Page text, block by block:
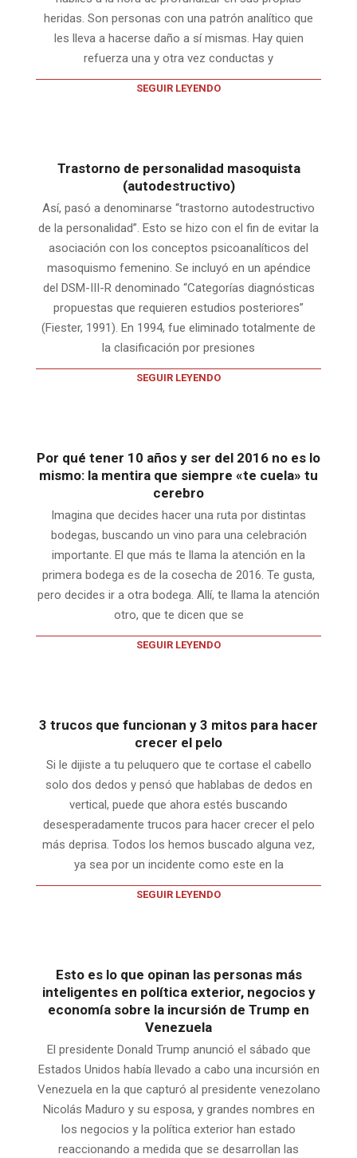
heridas. Son personas con una patrón analítico que
les lleva a hacerse daño a sí mismas. Hay quien
refuerza una y otra vez conductas y
SEGUIR LEYENDO
Trastorno de personalidad masoquista
(autodestructivo)
Así, pasó a denominarse “trastorno autodestructivo
de la personalidad”. Esto se hizo con el fin de evitar la
asociación con los conceptos psicoanalíticos del
masoquismo femenino. Se incluyó en un apéndice
del DSM-III-R denominado “Categorías diagnósticas
propuestas que requieren estudios posteriores”
(Fiester, 1991). En 1994, fue eliminado totalmente de
la clasificación por presiones
SEGUIR LEYENDO
Por qué tener 10 años y ser del 2016 no es lo
mismo: la mentira que siempre «te cuela» tu
cerebro
Imagina que decides hacer una ruta por distintas
bodegas, buscando un vino para una celebración
importante. El que más te llama la atención en la
primera bodega es de la cosecha de 2016. Te gusta,
pero decides ir a otra bodega. Allí, te llama la atención
otro, que te dicen que se
SEGUIR LEYENDO
3 trucos que funcionan y 3 mitos para hacer
crecer el pelo
Si le dijiste a tu peluquero que te cortase el cabello
solo dos dedos y pensó que hablabas de dedos en
vertical, puede que ahora estés buscando
desesperadamente trucos para hacer crecer el pelo
más deprisa. Todos los hemos buscado alguna vez,
ya sea por un incidente como este en la
SEGUIR LEYENDO
Esto es lo que opinan las personas más
inteligentes en política exterior, negocios y
economía sobre la incursión de Trump en
Venezuela
El presidente Donald Trump anunció el sábado que
Estados Unidos había llevado a cabo una incursión en
Venezuela en la que capturó al presidente venezolano
Nicolás Maduro y su esposa, y grandes nombres en
los negocios y la política exterior han estado
reaccionando a medida que se desarrollan las